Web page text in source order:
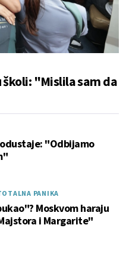
školi: "Mislila sam da
"Odbijamo
PANIKA
Moskvom haraju
i Margarite"